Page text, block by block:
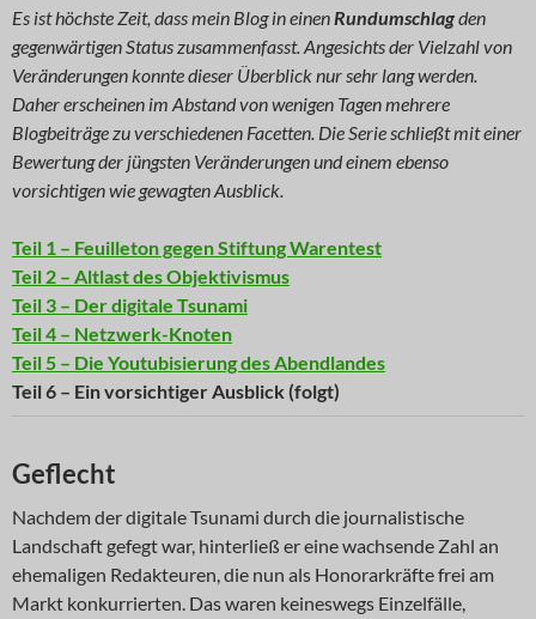
Es ist höchste Zeit, dass mein Blog in einenRundumschlagden
gegenwärtigen Status zusammenfasst. Angesichts der Vielzahl von
Veränderungen konnte dieser Überblick nur sehr lang werden.
Daher erscheinen im Abstand von wenigen Tagen mehrere
Blogbeiträge zu verschiedenen Facetten. Die Serie schließt mit einer
Bewertung der jüngsten Veränderungen und einem ebenso
vorsichtigen wie gewagten Ausblick.
Teil 1 – Feuilleton gegen Stiftung Warentest
Teil 2 – Altlast des Objektivismus
Teil 3 – Der digitale Tsunami
Teil 4 – Netzwerk-Knoten
Teil 5 – Die Youtubisierung des Abendlandes
Teil 6 – Ein vorsichtiger Ausblick (folgt)
Geflecht
Nachdem der digitale Tsunami durch die journalistische
Landschaft gefegt war, hinterließ er eine wachsende Zahl an
ehemaligen Redakteuren, die nun als Honorarkräfte frei am
Markt konkurrierten. Das waren keineswegs Einzelfälle,